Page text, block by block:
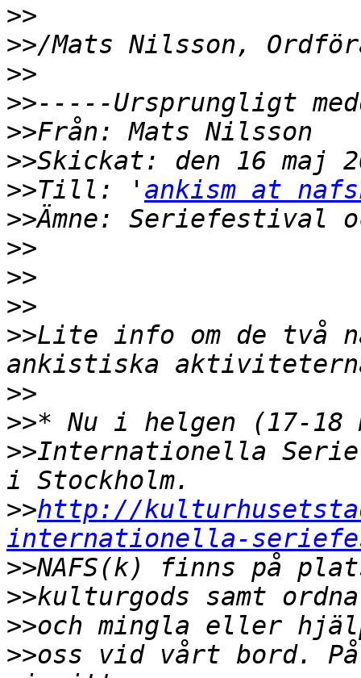
>>
>>
>>
>>
>>
>>
>>Till: ' ankism at
>>
>>
>>
>>
>>Lite info om de två
>>
>>
>>Internationella
>>http://
internationella-
>>
>>
>>
>>oss vid vårt bord.